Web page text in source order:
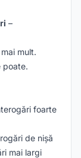
–
mult.
poate.
foarte
de nișă
mai largi